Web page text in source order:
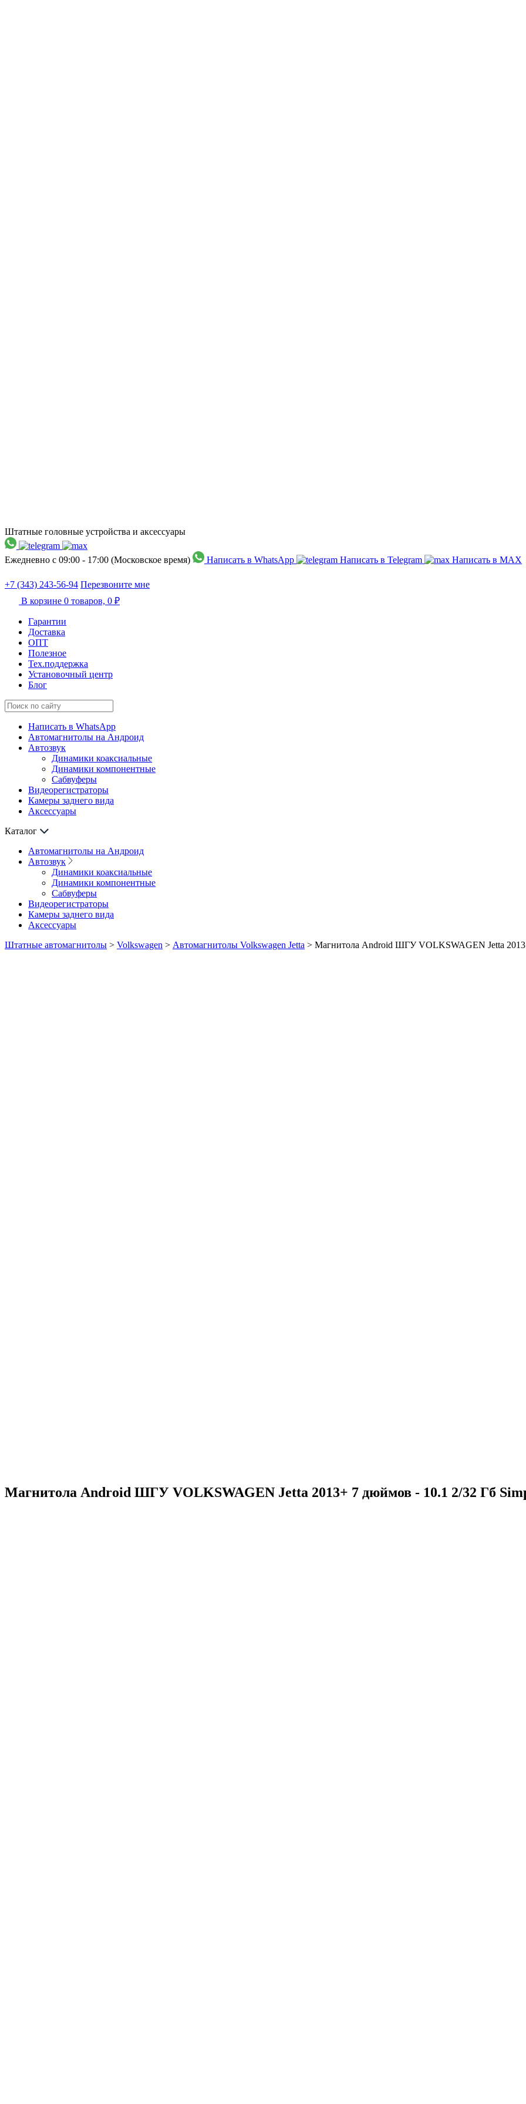
Штатные головные устройства и аксессуары
Ежедневно с 09:00 - 17:00 (Московское время) Написать в WhatsApp Написать в Telegram Написать в МАХ
+7 (343) 243-56-94 Перезвоните мне
В корзине 0 товаров, 0 ₽
Гарантии
Доставка
ОПТ
Полезное
Тех.поддержка
Установочный центр
Блог
Написать в WhatsApp
Автомагнитолы на Андроид
Автозвук
Динамики коаксиальные
Динамики компонентные
Сабвуферы
Видеорегистраторы
Камеры заднего вида
Аксессуары
Каталог
Автомагнитолы на Андроид
Автозвук
Динамики коаксиальные
Динамики компонентные
Сабвуферы
Видеорегистраторы
Камеры заднего вида
Аксессуары
Штатные автомагнитолы > Volkswagen > Автомагнитолы Volkswagen Jetta > Магнитола Android ШГУ VOLKSWAGEN Jetta
Магнитола Android ШГУ VOLKSWAGEN Jetta 2013+ 7 дюймов - 10.1 2/32 Гб